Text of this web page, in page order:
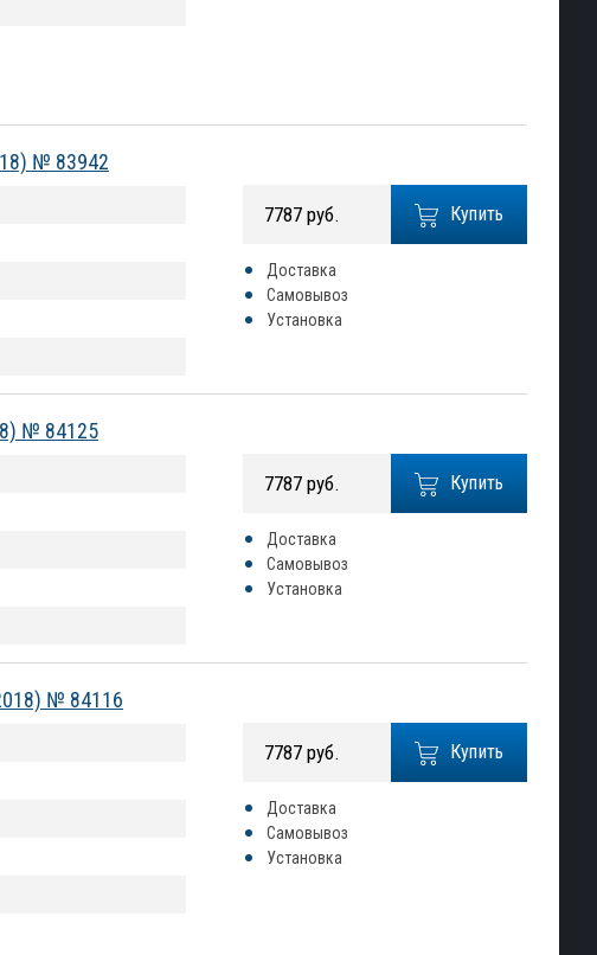
№ 83942
Купить
7787 руб.
Доставка
Самовывоз
Установка
№ 84125
Купить
7787 руб.
Доставка
Самовывоз
Установка
№ 84116
Купить
7787 руб.
Доставка
Самовывоз
Установка